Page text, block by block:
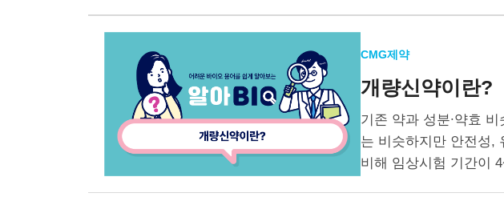
CMG제약
개량신약이란?
기존 약과 성분∙약효
는 비슷하지만 안전성,
비해 임상시험 기간이